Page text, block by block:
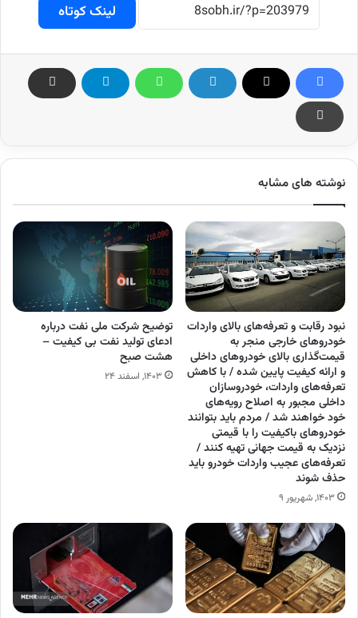
لینک کوتاه
نوشته های مشابه
نبود رقابت و تعرفه‌های بالای واردات
خودرو‌های خارجی منجر به
قیمت‌گذاری بالای خودرو‌های داخلی
و ارائه کیفیت پایین شده / با کاهش
تعرفه‌های واردات، خودروسازان
داخلی مجبور به اصلاح رویه‌های
خود خواهند شد / مردم باید بتوانند
خودرو‌های باکیفیت را با قیمتی
نزدیک به قیمت جهانی تهیه کنند /
تعرفه‌های عجیب واردات خودرو باید
حذف شوند
۱۴۰۳, شهریور ۹
توضیح شرکت ملی نفت درباره
ادعای تولید نفت بی کیفیت –
هشت صبح
۱۴۰۳, اسفند ۲۴